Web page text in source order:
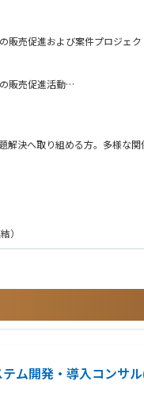
売促進および案件プロジェ
販売促進活動
ト推進
DX・AIを活用した新たなサ
解決へ取り組める方。多様な
進・事業推進・企画経験
域のプロジェクト経験
）
ム開発・導入コンサ